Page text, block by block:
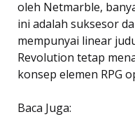
oleh Netmarble,
ini adalah suksesor
mempunyai linear
Revolution tetap
konsep elemen RPG
Baca Juga: